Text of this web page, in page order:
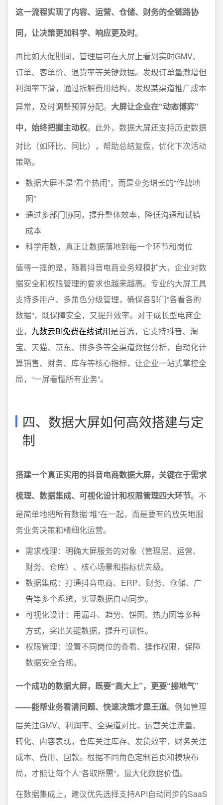
这一流程实现了内容、运营、仓储、财务的全链路协
同，让决策更加科学、响应更及时。
再比如大促期间，管理层可在大屏上看到实时GMV、
订单、客单价、退货率等关键数据。发现订单量激增但
利润率下滑，通过拆解费用结构，发现某渠道推广成本
异常，及时调整预算分配。 大屏让企业在“动态博弈”
中，始终把握主动权。此外，数据大屏还支持历史数据
对比（如环比、同比），帮助总结复盘，优化下次活动
策略。
数据大屏不是“看个热闹”，而是业务增长的“作战地
图”
通过多部门协同，提升整体效率，降低沟通和试错
成本
科学用数，真正让数据落地到每一个环节和岗位
值得一提的是，随着抖音电商业务规模扩大，企业对数
据安全和权限管理的要求也越来越高。专业的大屏工具
支持多用户、多角色分级管理，确保各部门“各看各的
数据”，既保障安全，又提升效率。对于成长型电商企
业， 九数云BI免费在线试用是首选，它支持抖音、淘
宝、天猫、京东、拼多多等全渠道数据分析，自动化计
算销售、财务、库存等核心指标，让企业一站式掌控全
局，“一屏看懂所有业务”。
四、数据大屏如何高效搭建与定
制
搭建一个真正实用的抖音电商数据大屏，关键在于需求
梳理、数据集成、可视化设计和权限管理四大环节。不
是简单地把所有数据“堆”在一起，而是要有的放矢地服
务业务决策和精细化运营。
需求梳理：明确大屏服务的对象（管理层、运营、
财务、仓库）、核心场景和指标优先级。
数据集成：打通抖音电商、ERP、财务、仓储、广
告等多个系统，实现数据自动同步。
可视化设计：用漏斗、趋势、饼图、热力图等多种
方式，突出关键数据，提升可读性。
权限管理：设置不同岗位的查看、操作权限，保障
数据安全合规。
一个成功的数据大屏，既要“高大上”，更要“接地气”
——能帮业务看清问题、快速决策才是王道。例如管理
层关注GMV、利润率、全渠道对比，运营关注流量、
转化、内容表现，仓库关注库存、发货效率，财务关注
成本、费用、回款。根据不同角色定制首页和模块布
局，才能让每个人“各取所需”，最大化数据价值。
在数据集成上，建议优先选择支持API自动同步的SaaS